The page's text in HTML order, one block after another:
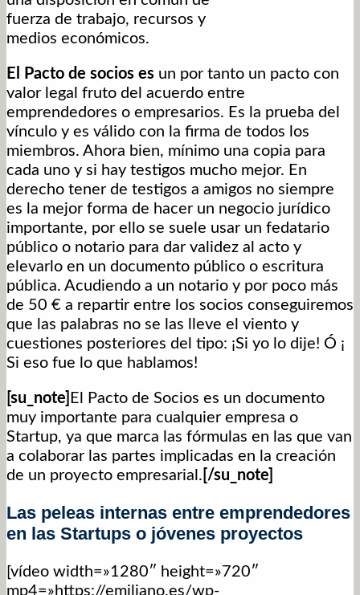
fuerza de trabajo, recursos y
medios económicos.
El Pacto de socios es un por tanto un pacto con
valor legal fruto del acuerdo entre
emprendedores o empresarios. Es la prueba del
vínculo y es válido con la firma de todos los
miembros. Ahora bien, mínimo una copia para
cada uno y si hay testigos mucho mejor. En
derecho tener de testigos a amigos no siempre
es la mejor forma de hacer un negocio jurídico
importante, por ello se suele usar un fedatario
público o notario para dar validez al acto y
elevarlo en un documento público o escritura
pública. Acudiendo a un notario y por poco más
de 50 € a repartir entre los socios conseguiremos
que las palabras no se las lleve el viento y
cuestiones posteriores del tipo: ¡Si yo lo dije! Ó ¡
Si eso fue lo que hablamos!
[su_note] El Pacto de Socios es un documento
muy importante para cualquier empresa o
Startup, ya que marca las fórmulas en las que van
a colaborar las partes implicadas en la creación
de un proyecto empresarial. [/su_note]
Las peleas internas entre emprendedores
en las Startups o jóvenes proyectos
[vídeo width=»1280″ height=»720″
mp4=»https://emiliano.es/wp-